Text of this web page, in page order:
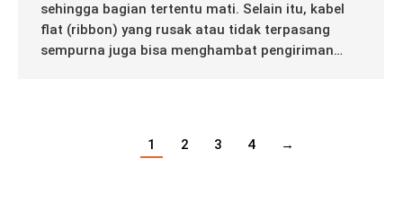
sehingga bagian tertentu mati. Selain itu, kabel
flat (ribbon) yang rusak atau tidak terpasang
sempurna juga bisa menghambat pengiriman…
1 2 3 4 →